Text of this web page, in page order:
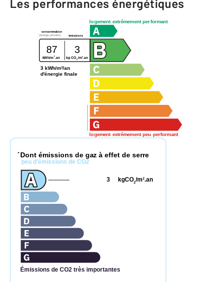
Les performances énergétiques
logement extrêmement performant
logement extrêmement peu performant
consommation
émissions
(énergie primaire)
87 3
kWh/m 2.an kg CO2/m2.an
3 kWh/m²/an
d'énergie finale
* Dont émissions de gaz à effet de serre
peu d'émissions de CO2
Émissions de CO2 très importantes
kgCO2/m2.an
3